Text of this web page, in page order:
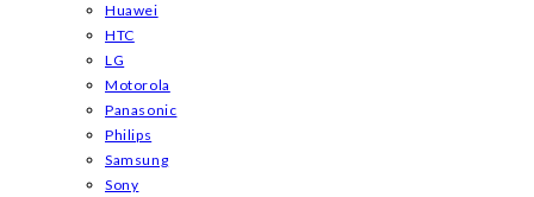
Huawei
HTC
LG
Motorola
Panasonic
Philips
Samsung
Sony